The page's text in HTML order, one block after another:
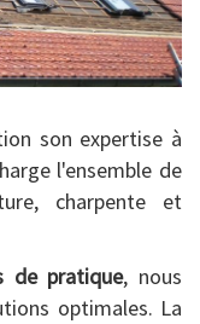
son expertise à
l'ensemble de
charpente et
de pratique, nous
optimales. La